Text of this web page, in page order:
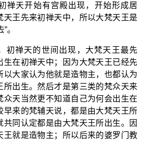
禅天开始有宫殿出现，开始形成居
天王先来初禅天中，所以大梵天王是
。
初禅天的世间出现，大梵天王最先
生在初禅天中；因为大梵天王已经先
以大家认为他就是造物主，也都认为
所出生。然后才是第三类的梵众天来
众天当然更不知道自己为何会出生在
早来的梵辅天说，都是由大梵天王所
共同认定都是由大梵天王所出生。因
王就是造物主；所以后来的婆罗门教